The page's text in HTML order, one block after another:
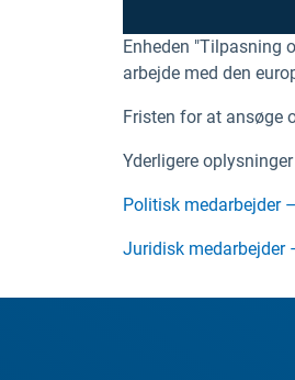
Enheden "Tilpasning
arbejde med den
Fristen for at ansøge
Yderligere
Politisk medarbejder
Juridisk medarbejder